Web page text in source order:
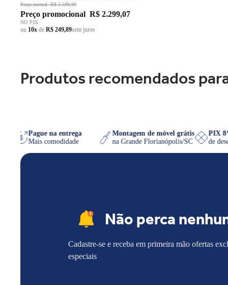
Fundido Dupla Chama Preto Bivolt
Preço normalR$ 2.599,99
Preço promocional R$ 2.299,07
NO PIX
ou 10x de R$ 249,89sem juros
Produtos recomendados
Pague na entrega
Mais comodidade
Montagem de móvel grátis
na Grande Florianópolis/SC
Não perca
Cadastre-se e receba em primeira mão ofertas
especiais